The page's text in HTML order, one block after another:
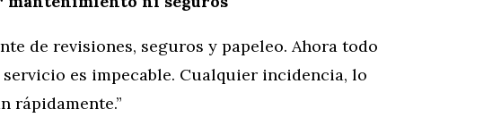
de revisiones, seguros y papeleo. Ahora todo
es impecable. Cualquier incidencia, lo
rápidamente.”